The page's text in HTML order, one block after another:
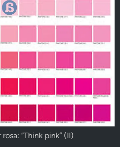
“Think pink” (II)